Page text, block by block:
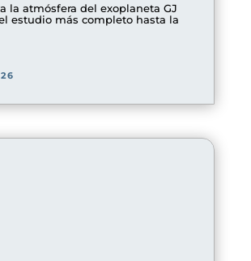
la atmósfera del exoplaneta GJ
el estudio más completo hasta la